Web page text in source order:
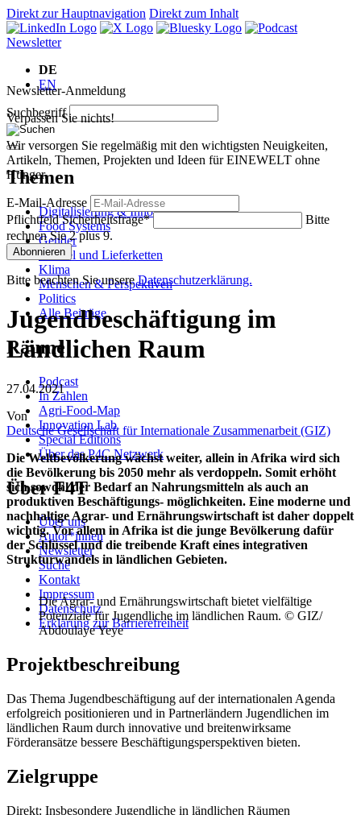
Direkt zur Hauptnavigation Direkt zum Inhalt
Newsletter
DE
EN
Suchbegriff
Themen
Digitalisierung & Innovation
Food Systems
Gender
Handel und Lieferketten
Klima
Menschen & Perspektiven
Politics
Alle Beiträge
Räume
Podcast
In Zahlen
Agri-Food-Map
Innovation Lab
Special Editions
Über das P4C Netzwerk
Über F4T
Über uns
Autor*innen
Newsletter
Suche
Kontakt
Impressum
Datenschutz
Erklärung zur Barrierefreiheit
Newsletter-Anmeldung
Verpassen Sie nichts!
Wir versorgen Sie regelmäßig mit den wichtigsten Neuigkeiten,
Artikeln, Themen, Projekten und Ideen für EINEWELT ohne
Hunger.
E-Mail-Adresse
PflichtfeldSicherheitsfrage*
Bitte
rechnen Sie 2 plus 9.
Abonnieren
Bitte beachten Sie unsereDatenschutzerklärung.
Jugendbeschäftigung im
Ländlichen Raum
27.04.2021
Von
Deutsche Gesellschaft für Internationale Zusammenarbeit (GIZ)
Die Weltbevölkerung wächst weiter, allein in Afrika wird sich
die Bevölkerung bis 2050 mehr als verdoppeln. Somit erhöht
sich sowohl der Bedarf an Nahrungsmitteln als auch an
produktiven Beschäftigungs- möglichkeiten. Eine moderne und
nachhaltige Agrar- und Ernährungswirtschaft ist daher doppelt
wichtig. Vor allem in Afrika ist die junge Bevölkerung dafür
der Schlüssel und die treibende Kraft eines integrativen
Strukturwandels in ländlichen Gebieten.
Die Agrar- und Ernährungswirtschaft bietet vielfältige
Potenziale für Jugendliche im ländlichen Raum. © GIZ/
Abdoulaye Yeye
Projektbeschreibung
Das Thema Jugendbeschäftigung auf der internationalen Agenda
erfolgreich positionieren und in Partnerländern Jugendlichen im
ländlichen Raum durch innovative und breitenwirksame
Förderansätze bessere Beschäftigungsperspektiven bieten.
Zielgruppe
Direkt: Insbesondere Jugendliche in ländlichen Räumen